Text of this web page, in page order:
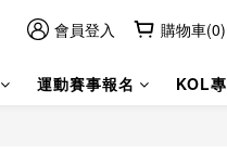
會員登入 購物車(0)
運動賽事報名 KOL